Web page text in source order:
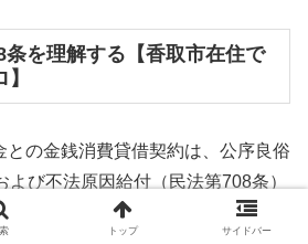
を理解する【香取市在住で
との金銭消費貸借契約は、公序良俗
び不法原因給付（民法第708条）
には無効です。香取市在住であって
トップ サイドバー